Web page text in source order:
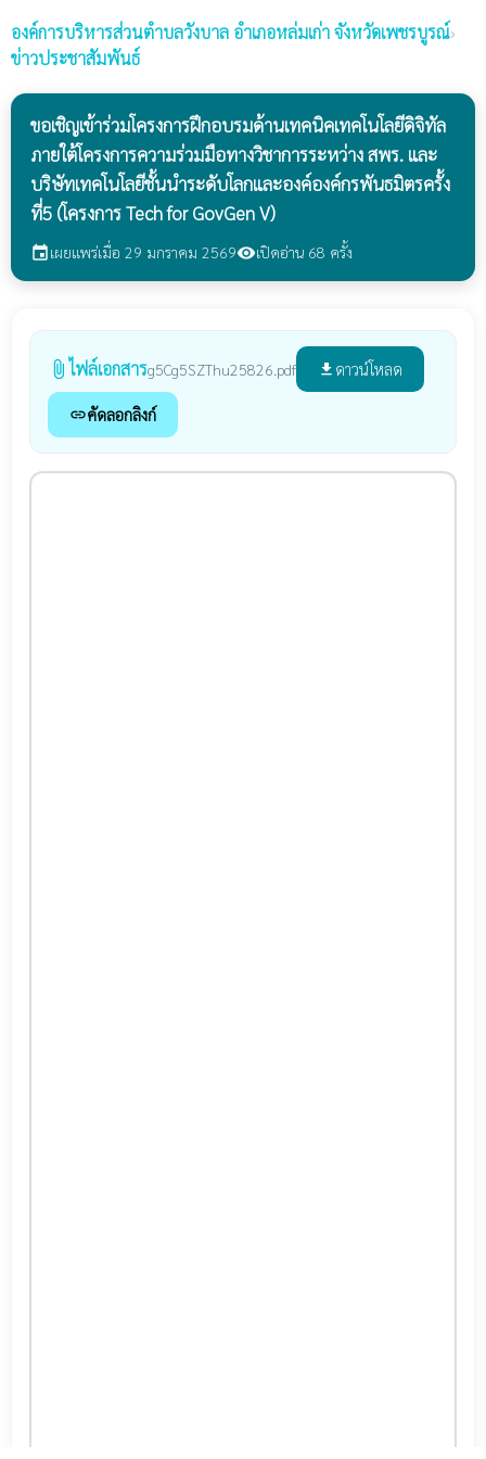
องค์การบริหารส่วนตำบลวังบาล อำเภอหล่มเก่า จังหวัดเพชรบูรณ์›
ข่าวประชาสัมพันธ์
ขอเชิญเข้าร่วมโครงการฝึกอบรมด้านเทคนิคเทคโนโลยีดิจิทัล
ภายใต้โครงการความร่วมมือทางวิชาการระหว่าง สพร. และ
บริษัทเทคโนโลยีชั้นนำระดับโลกและองค์องค์กรพันธมิตรครั้ง
ที่5 (โครงการ Tech for GovGen V)
eventเผยแพร่เมื่อ 29 มกราคม 2569visibilityเปิดอ่าน 68 ครั้ง
attach_file ไฟล์เอกสารg5Cg5SZThu25826.pdf file_download ดาวน์โหลด
linkคัดลอกลิงก์